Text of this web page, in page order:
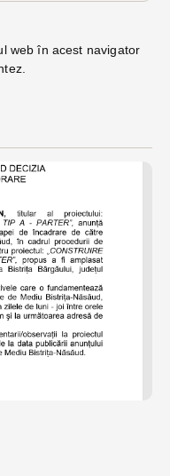
web în acest navigator